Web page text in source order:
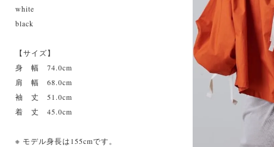
white
black
【サイズ】
身 幅 74.0cm
肩 幅 68.0cm
袖 丈 51.0cm
着 丈 45.0cm
※ モデル身長は155cmです。